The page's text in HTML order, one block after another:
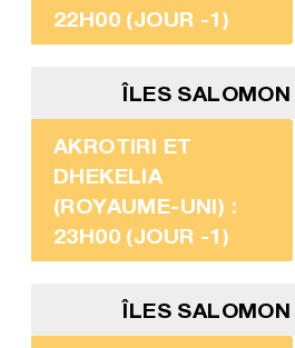
22H00 (JOUR -1)
ÎLES
AKROTIRI ET
DHEKELIA
(ROYAUME-UNI) :
23H00 (JOUR -1)
ÎLES